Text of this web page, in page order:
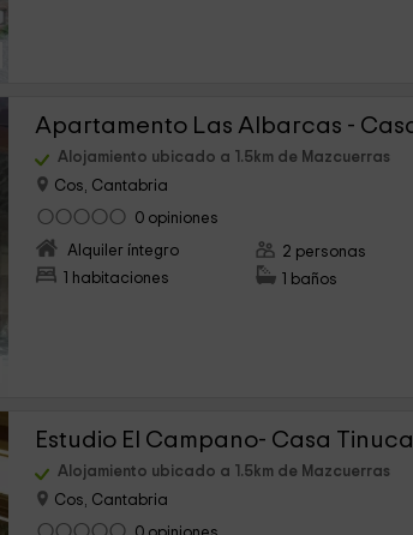
Alojamiento ubicado a 1.5km de Mazcuerras
Cos, Cantabria
0 opiniones
Alquiler íntegro
1 habitaciones
2 personas
1 baños
Estudio El Campano- Casa Tinuca
Alojamiento ubicado a 1.5km de Mazcuerras
Cos, Cantabria